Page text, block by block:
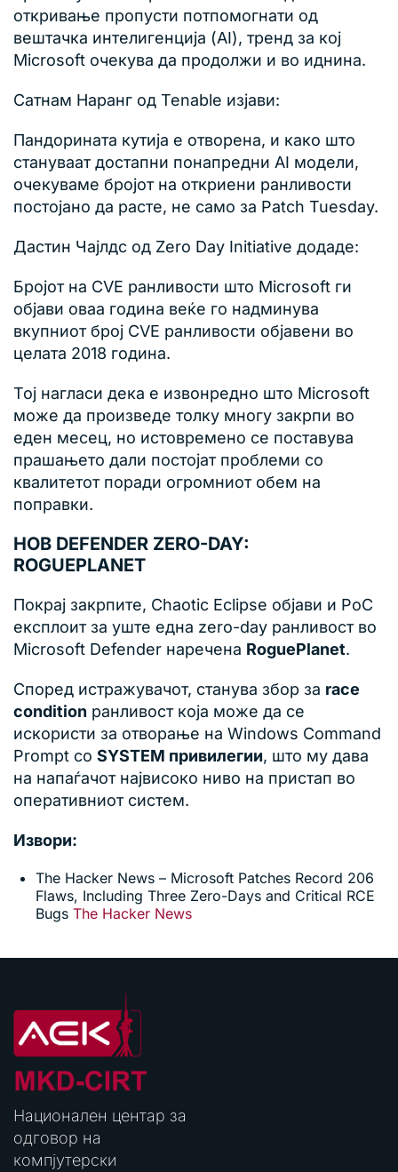
откривање пропусти потпомогнати од
вештачка интелигенција (AI), тренд за кој
Microsoft очекува да продолжи и во иднина.
Сатнам Наранг од Tenable изјави:
Пандорината кутија е отворена, и како што
стануваат достапни понапредни AI модели,
очекуваме бројот на откриени ранливости
постојано да расте, не само за Patch Tuesday.
Дастин Чајлдс од Zero Day Initiative додаде:
Бројот на CVE ранливости што Microsoft ги
објави оваа година веќе го надминува
вкупниот број CVE ранливости објавени во
целата 2018 година.
Тој нагласи дека е извонредно што Microsoft
може да произведе толку многу закрпи во
еден месец, но истовремено се поставува
прашањето дали постојат проблеми со
квалитетот поради огромниот обем на
поправки.
НОВ DEFENDER ZERO-DAY:
ROGUEPLANET
Покрај закрпите, Chaotic Eclipse објави и PoC
експлоит за уште една zero-day ранливост во
Microsoft Defender наречена RoguePlanet.
Според истражувачот, станува збор за race
condition ранливост која може да се
искористи за отворање на Windows Command
Prompt со SYSTEM привилегии, што му дава
на напаѓачот највисоко ниво на пристап во
оперативниот систем.
Извори:
The Hacker News – Microsoft Patches Record 206
Flaws, Including Three Zero-Days and Critical RCE
Bugs The Hacker News
Национален центар за
одговор на
компјутерски